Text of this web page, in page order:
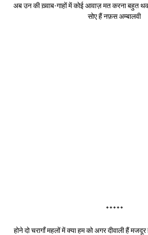
अब उन की ख़्वाब-गाहों में कोई आवाज़ मत करना बहुत
सोए हैं नफ़स अम्बालवी
*****
होने दो चरागाँ महलों में क्या हम को अगर दीवाली हैं